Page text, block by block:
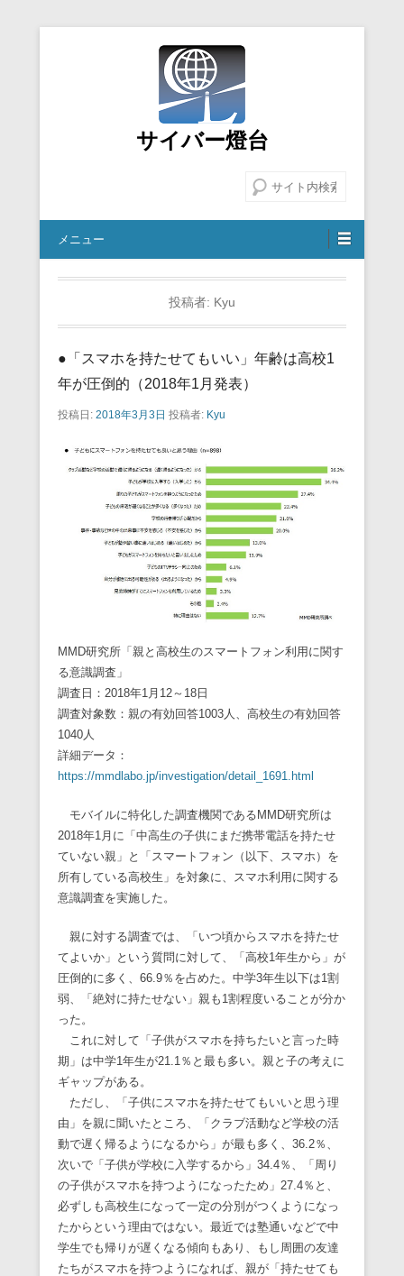
サイバー燈台
メニュー
投稿者: Kyu
●「スマホを持たせてもいい」年齢は高校1
年が圧倒的（2018年1月発表）
投稿日: 2018年3月3日 投稿者: Kyu
MMD研究所「親と高校生のスマートフォン利用に関す
る意識調査」
調査日：2018年1月12～18日
調査対象数：親の有効回答1003人、高校生の有効回答
1040人
詳細データ：
https://mmdlabo.jp/investigation/detail_1691.html
モバイルに特化した調査機関であるMMD研究所は
2018年1月に「中高生の子供にまだ携帯電話を持たせ
ていない親」と「スマートフォン（以下、スマホ）を
所有している高校生」を対象に、スマホ利用に関する
意識調査を実施した。
親に対する調査では、「いつ頃からスマホを持たせ
てよいか」という質問に対して、「高校1年生から」が
圧倒的に多く、66.9％を占めた。中学3年生以下は1割
弱、「絶対に持たせない」親も1割程度いることが分か
った。
これに対して「子供がスマホを持ちたいと言った時
期」は中学1年生が21.1％と最も多い。親と子の考えに
ギャップがある。
ただし、「子供にスマホを持たせてもいいと思う理
由」を親に聞いたところ、「クラブ活動など学校の活
動で遅く帰るようになるから」が最も多く、36.2％、
次いで「子供が学校に入学するから」34.4％、「周り
の子供がスマホを持つようになったため」27.4％と、
必ずしも高校生になって一定の分別がつくようになっ
たからという理由ではない。最近では塾通いなどで中
学生でも帰りが遅くなる傾向もあり、もし周囲の友達
たちがスマホを持つようになれば、親が「持たせても